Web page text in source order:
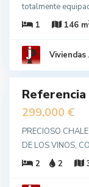
totalmente
1
146 m
Viviendas
23
Referencia
299,000 €
PRECIOSO
DE LOS VINOS,
2
2